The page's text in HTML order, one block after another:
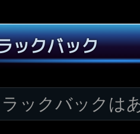
ックバック
ックバックは